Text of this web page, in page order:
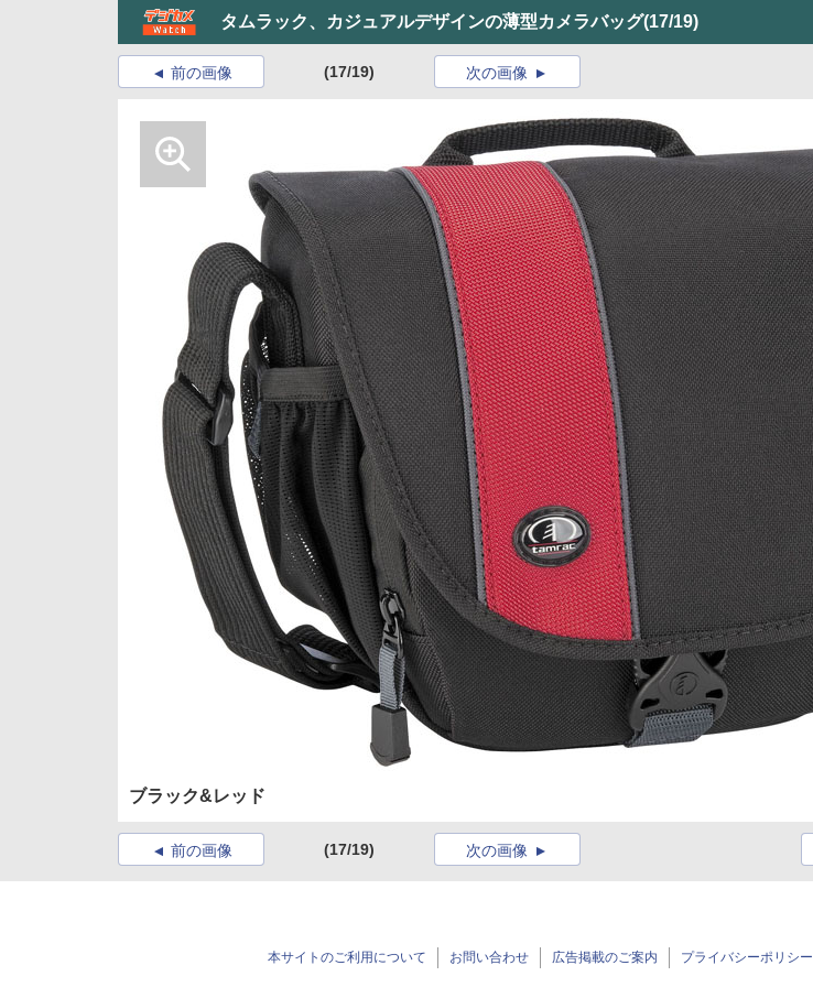
タムラック、カジュアルデザインの薄型カメラバッグ(17/19)
前の画像 (17/19) 次の画像
ブラック&レッド
前の画像 (17/19) 次の画像
本サイトのご利用について お問い合わせ 広告掲載のご案内 プライバシーポリシー